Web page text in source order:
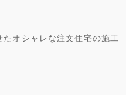
オシャレな注文住宅の施工